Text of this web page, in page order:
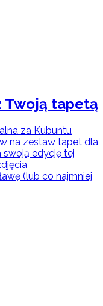
Twoją tapetą
za Kubuntu
na zestaw tapet dla
swoją edycję tej
(lub co najmniej